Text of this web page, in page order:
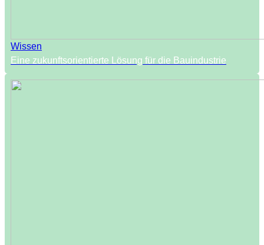
Wissen
Eine zukunftsorientierte Lösung für die Bauindustrie